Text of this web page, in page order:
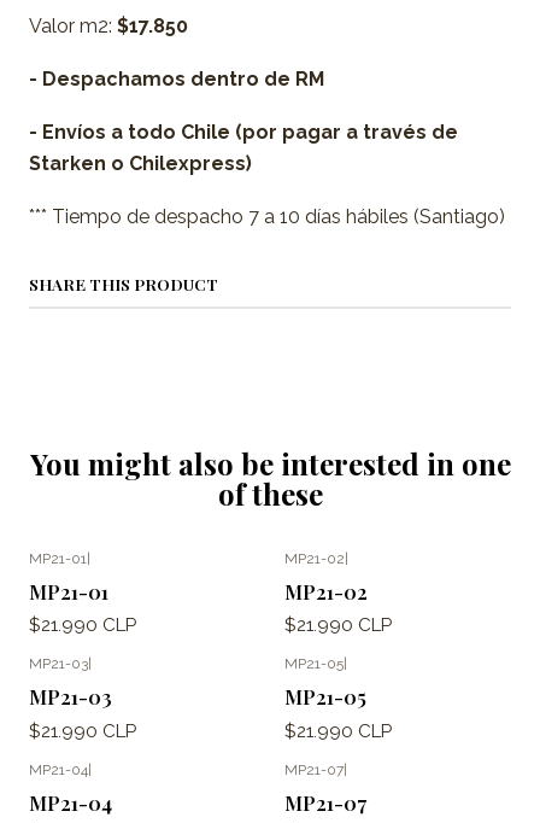
Valor m2: $17.850
- Despachamos dentro de RM
- Envíos a todo Chile (por pagar a través de
Starken o Chilexpress)
*** Tiempo de despacho 7 a 10 días hábiles (Santiago)
SHARE THIS PRODUCT
You might also be interested in one
of these
MP21-01 |
MP21-01
$21.990 CLP
MP21-02|
MP21-02
$21.990 CLP
MP21-03
MP21-03
$21.990 CLP
MP21-05
MP21-05
$21.990 CLP
MP21-04|
MP21-04
MP21-07|
MP21-07